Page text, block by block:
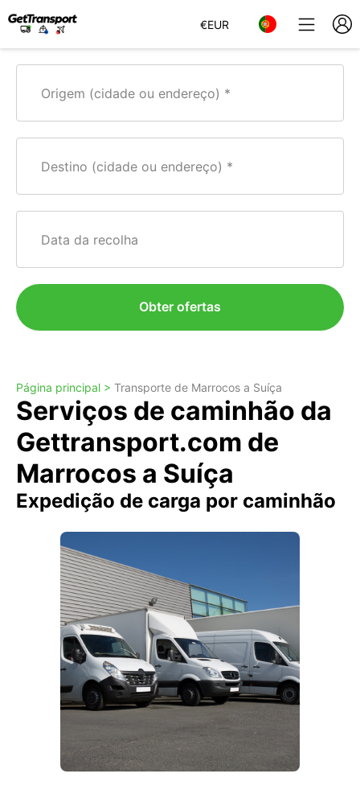
€EUR
Origem (cidade ou endereço)
Destino (cidade ou endereço)
Data da recolha
Obter ofertas
Página principal > Transporte de Marrocos a Suíça
Serviços de caminhão da
Gettransport.com de
Marrocos a Suíça
Expedição de carga por caminhão